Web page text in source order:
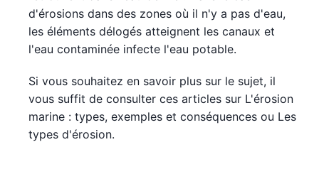
d'érosions dans des zones où il n'y a pas d'eau,
les éléments délogés atteignent les canaux et
l'eau contaminée infecte l'eau potable.
Si vous souhaitez en savoir plus sur le sujet, il
vous suffit de consulter ces articles sur L'érosion
marine : types, exemples et conséquences ou Les
types d'érosion.